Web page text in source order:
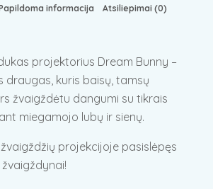
informacija Atsiliepimai (0)
projektorius Dream Bunny –
draugas, kuris baisų, tamsų
žvaigždėtu dangumi su tikrais
miegamojo lubų ir sienų.
projekcijoje pasislėpęs